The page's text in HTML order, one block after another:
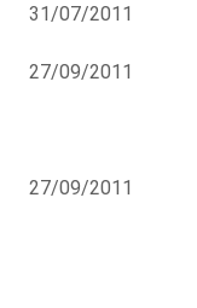
31/07/2011
27/09/2011
27/09/2011